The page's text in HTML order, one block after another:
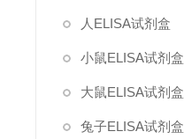
人ELISA试剂盒
小鼠ELISA试剂盒
大鼠ELISA试剂盒
兔子ELISA试剂盒